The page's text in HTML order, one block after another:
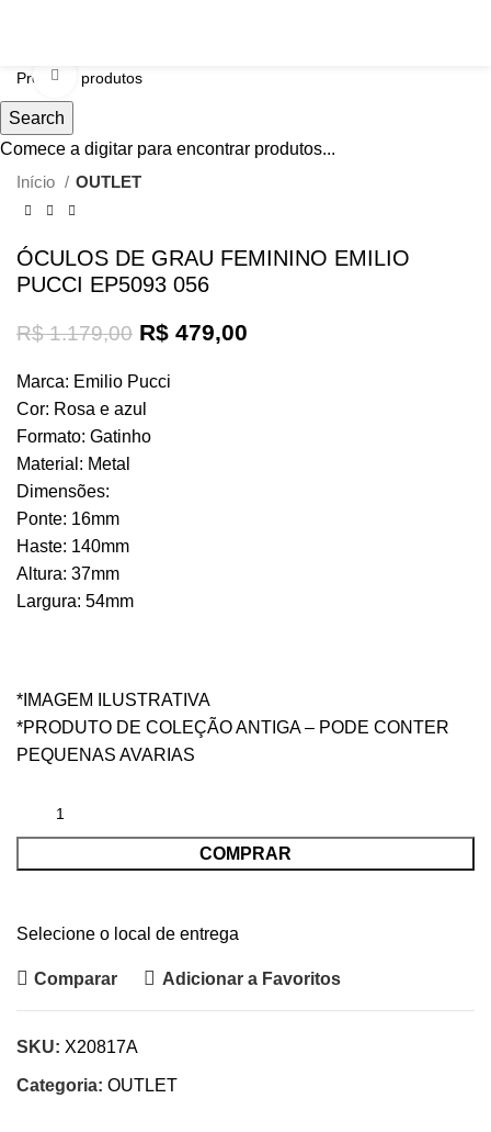
Click to enlarge
Início OUTLET
ÓCULOS DE GRAU FEMININO EMILIO
PUCCI EP5093 056
R$1.179,00 R$ 479,00
Marca: Emilio Pucci
Cor: Rosa e azul
Formato: Gatinho
Material: Metal
Dimensões:
Ponte: 16mm
Haste: 140mm
Altura: 37mm
Largura: 54mm
*IMAGEM ILUSTRATIVA
*PRODUTO DE COLEÇÃO ANTIGA – PODE CONTER
PEQUENAS AVARIAS
COMPRAR
Selecione o local de entrega
Comparar Adicionar a Favoritos
SKU: X20817A
Categoria: OUTLET
Search
Comece a digitar para encontrar produtos...